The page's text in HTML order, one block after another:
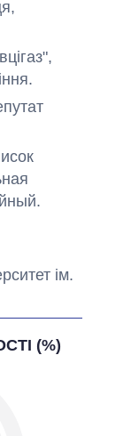
ім.
(%)